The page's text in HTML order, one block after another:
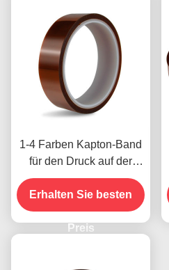
1-4 Farben Kapton-Band
für den Druck auf der
Vorderseite
Erhalten Sie besten
Preis